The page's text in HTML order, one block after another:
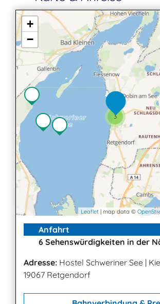
3
+
−
Leaflet | map data ©
Anfahrt
6 Sehenswürdigkeiten in der
Adresse: Hostel Schweriner See |
19067 Retgendorf